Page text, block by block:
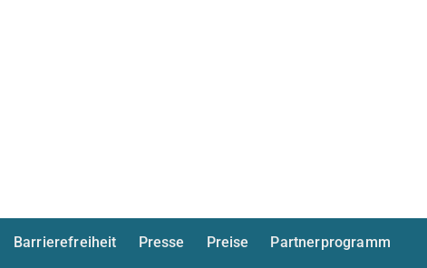
Barrierefreiheit Presse Preise
Partnerprogramm